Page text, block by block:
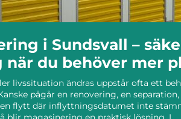
i Sundsvall –
när du behöver mer
livssituation ändras uppstår ofta ett
pågår en renovering, en separation,
en flytt där inflyttningsdatumet inte